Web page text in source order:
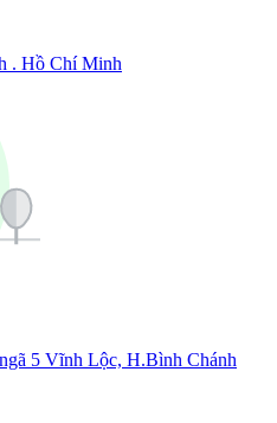
. Hồ Chí Minh
5 Vĩnh Lộc, H.Bình Chánh